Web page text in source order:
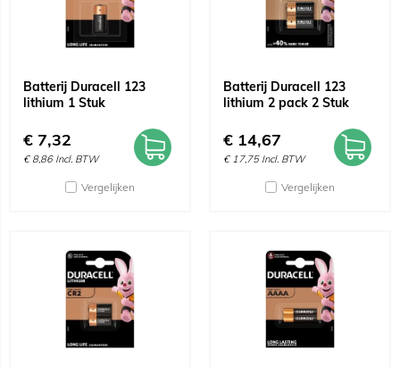
Batterij Duracell 123
lithium 1 Stuk
€ 7,32
€ 8,86 Incl. BTW
Vergelijken
Batterij Duracell 123
lithium 2 pack 2 Stuk
€ 14,67
€ 17,75 Incl. BTW
Vergelijken